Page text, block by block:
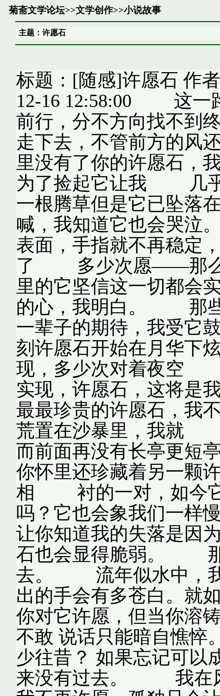
菊斋文学论坛>>文学创作>>小说故事
主题：许愿石
标题：[随感]许愿石 作
12-16 12:58:00 这一
前行，分不方向找不
走下去，不管前方
里没有了你的许愿石，
为了捡起它让我 几乎
一根腾草但是它已坠
喊，我知道它也会
表面，手指就不再稳定
了 多少次愿——那么
里的它坚信这一切都
的心，我明白。 那些
一辈子的期待，我受
刻许愿石开始在月华下
现，多少次对着夜空
实现，许愿石，这将
最最珍贵的许愿石，我
荒置在沙暴里，我就
而前面再没有长亭更
你怀里还珍藏着另一颗
相 衬的一对，如今它
吗？它也会象我们
让你知道我的失落是因
石也会显得脆弱。 那
去。 流年似水中，我
出的手会有多苍白。就
你对它许愿，但当你溶
不敢 说话只能暗自憔悴
少往昔？ 如果忘记可以
来没有过去。 我在风